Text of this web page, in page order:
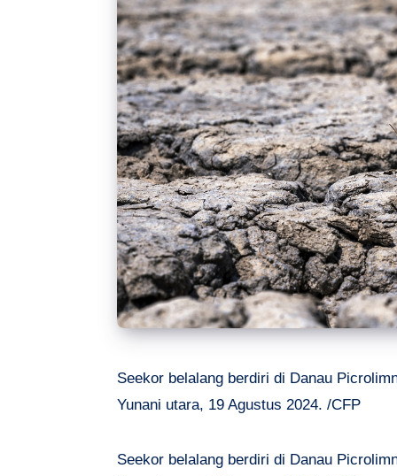
Seekor belalang berdiri di Danau
Yunani utara, 19 Agustus 2024. /CFP
Seekor belalang berdiri di Danau